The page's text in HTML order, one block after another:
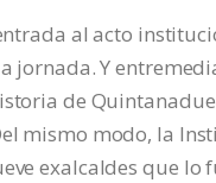
al acto
jornada. Y
de
mismo modo, la
exalcaldes que lo